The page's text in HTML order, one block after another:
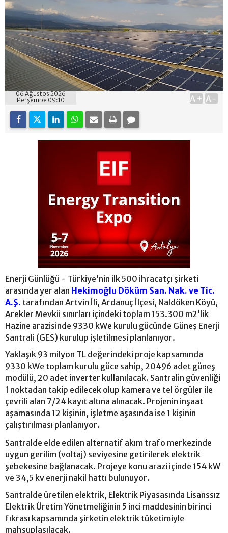
06 Ağustos 2026
Perşembe 09:10
A+ A-
Enerji Günlüğü - Türkiye’nin ilk 500 ihracatçı şirketi
arasında yer alan Hekimoğlu Döküm San. Nak. ve Tic.
A.Ş. tarafından Artvin İli, Ardanuç İlçesi, Naldöken Köyü,
Arekler Mevkii sınırları içindeki toplam 153.300 m2’lik
Hazine arazisinde 9330 kWe kurulu gücünde Güneş Enerji
Santrali (GES) kurulup işletilmesi planlanıyor.
Yaklaşık 93 milyon TL değerindeki proje kapsamında
9330 kWe toplam kurulu güce sahip, 20496 adet güneş
modülü, 20 adet inverter kullanılacak. Santralin güvenliği
1 noktadan takip edilecek olup kamera ve tel örgüler ile
çevrili alan 7/24 kayıt altına alınacak. Projenin inşaat
aşamasında 12 kişinin, işletme aşasında ise 1 kişinin
çalıştırılması planlanıyor.
Santralde elde edilen alternatif akım trafo merkezinde
uygun gerilim (voltaj) seviyesine getirilerek elektrik
şebekesine bağlanacak. Projeye konu arazi içinde 154 kW
ve 34,5 kv enerji nakil hattı bulunuyor.
Santralde üretilen elektrik, Elektrik Piyasasında Lisanssız
Elektrik Üretim Yönetmeliğinin 5 inci maddesinin birinci
fıkrası kapsamında şirketin elektrik tüketimiyle
mahsuplaşılacak.